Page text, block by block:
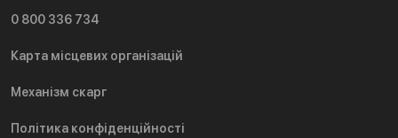
0 800 336 734
Карта місцевих організацій
Механізм скарг
Політика конфіденційності